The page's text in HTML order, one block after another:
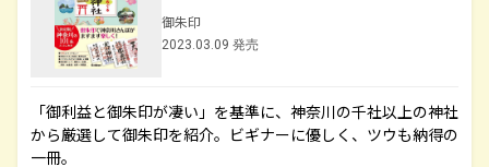
御朱印
2023.03.09 発売
「御利益と御朱印が凄い」を基準に、神奈川の千社以上の神社
から厳選して御朱印を紹介。ビギナーに優しく、ツウも納得の
一冊。